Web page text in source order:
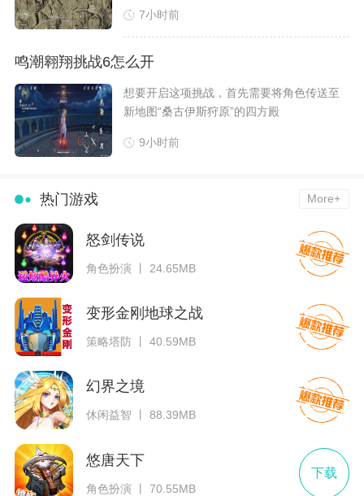
7小时前
鸣潮翱翔挑战6怎么开
​想要开启这项挑战，首先需要将角色传送至
新地图“桑古伊斯狩原”的四方殿
9小时前
热门游戏 More+
怒剑传说
角色扮演 丨 24.65MB
变形金刚地球之战
策略塔防 丨 40.59MB
幻界之境
休闲益智 丨 88.39MB
悠唐天下
角色扮演 丨 70.55MB
下载